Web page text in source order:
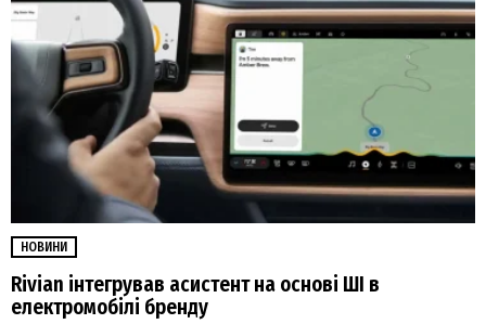
НОВИНИ
Rivian інтегрував асистент на основі ШІ в
електромобілі бренду